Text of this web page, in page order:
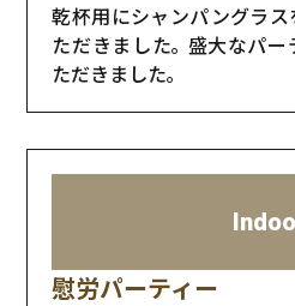
乾杯用にシャンパングラ
ただきました｡ 盛大なパ
ただきました｡
慰労パーティー